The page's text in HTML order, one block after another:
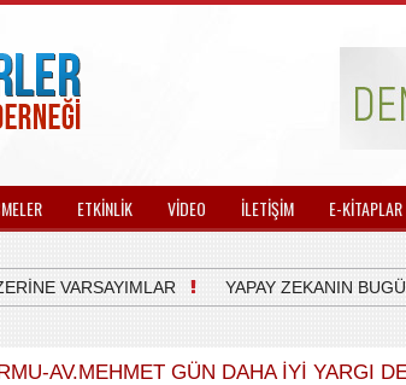
ETKİNLİK VİDEO İLETİŞİM E-KİTAPLAR
VARSAYIMLAR YAPAY ZEKANIN
AV.MEHMET GÜN DAHA İYI YARGI